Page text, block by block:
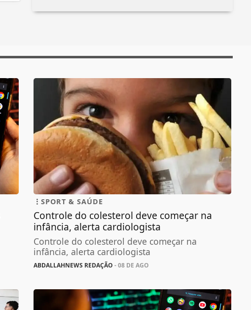
SPORT & SAÚDE
Controle do colesterol deve começar na
infância, alerta cardiologista
Controle do colesterol deve começar na
infância, alerta cardiologista
ABDALLAHNEWS REDAÇÃO - 08 DE AGO